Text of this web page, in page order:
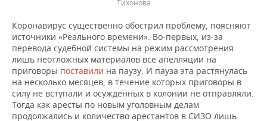
Тихонова
Коронавирус существенно обострил проблему, поясняют
источники «Реального времени». Во-первых, из-за
перевода судебной системы на режим рассмотрения
лишь неотложных материалов все апелляции на
приговоры поставили на паузу. И пауза эта растянулась
на несколько месяцев, в течение которых приговоры в
силу не вступали и осужденных в колонии не отправляли.
Тогда как аресты по новым уголовным делам
продолжались и количество арестантов в СИЗО лишь